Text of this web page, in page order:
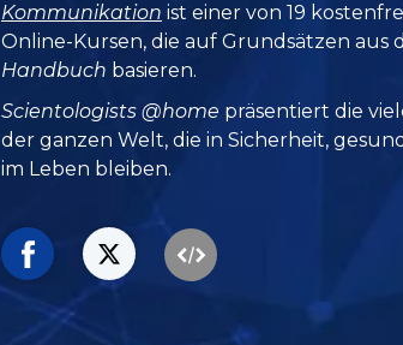
Kommunikation ist einer von 19
Online-Kursen, die auf Grundsätzen aus
Handbuch basieren.
Scientologists @home präsentiert die
der ganzen Welt, die in Sicherheit,
im Leben bleiben.